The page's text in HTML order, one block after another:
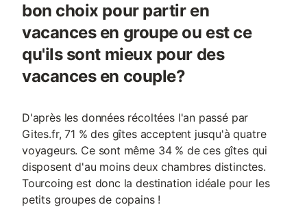
bon choix pour partir en
vacances en groupe ou est ce
qu'ils sont mieux pour des
vacances en couple?
D'après les données récoltées l'an passé par
Gites.fr, 71 % des gîtes acceptent jusqu'à quatre
voyageurs. Ce sont même 34 % de ces gîtes qui
disposent d'au moins deux chambres distinctes.
Tourcoing est donc la destination idéale pour les
petits groupes de copains !